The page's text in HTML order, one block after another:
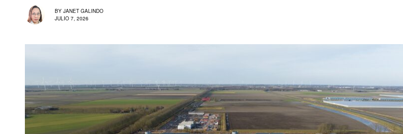
BY JANET GALINDO
JULIO 7, 2026